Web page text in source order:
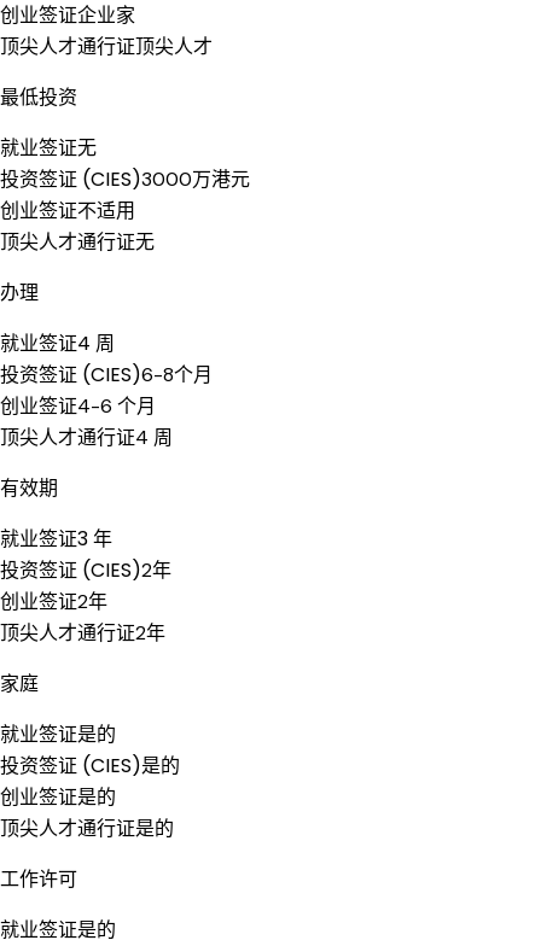
创业签证企业家
顶尖人才通行证顶尖人才
最低投资
就业签证无
投资签证 (CIES)3000万港元
创业签证不适用
顶尖人才通行证无
办理
就业签证4 周
投资签证 (CIES)6-8个月
创业签证4-6 个月
顶尖人才通行证4 周
有效期
就业签证3 年
投资签证 (CIES)2年
创业签证2年
顶尖人才通行证2年
家庭
就业签证是的
投资签证 (CIES)是的
创业签证是的
顶尖人才通行证是的
工作许可
就业签证是的